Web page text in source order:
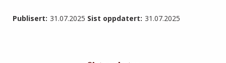
Publisert: 31.07.2025 Sist oppdatert: 31.07.2025